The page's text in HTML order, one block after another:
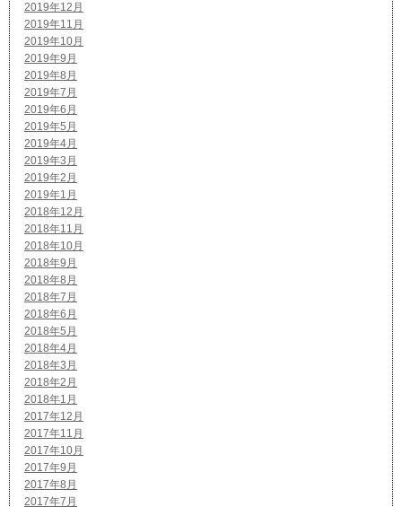
2019年12月
2019年11月
2019年10月
2019年9月
2019年8月
2019年7月
2019年6月
2019年5月
2019年4月
2019年3月
2019年2月
2019年1月
2018年12月
2018年11月
2018年10月
2018年9月
2018年8月
2018年7月
2018年6月
2018年5月
2018年4月
2018年3月
2018年2月
2018年1月
2017年12月
2017年11月
2017年10月
2017年9月
2017年8月
2017年7月